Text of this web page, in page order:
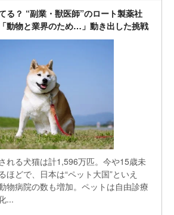
る？ “副業・獣医師”のロート製薬社
動物と業界のため…」動き出した挑戦
れる犬猫は計1,596万匹。今や15歳未
ほどで、日本は“ペット大国”といえ
物病院の数も増加。ペットは自由診療
...